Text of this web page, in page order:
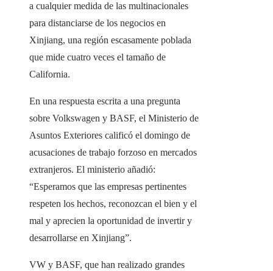
a cualquier medida de las multinacionales
para distanciarse de los negocios en
Xinjiang, una región escasamente poblada
que mide cuatro veces el tamaño de
California.
En una respuesta escrita a una pregunta
sobre Volkswagen y BASF, el Ministerio de
Asuntos Exteriores calificó el domingo de
acusaciones de trabajo forzoso en mercados
extranjeros. El ministerio añadió:
“Esperamos que las empresas pertinentes
respeten los hechos, reconozcan el bien y el
mal y aprecien la oportunidad de invertir y
desarrollarse en Xinjiang”.
VW y BASF, que han realizado grandes